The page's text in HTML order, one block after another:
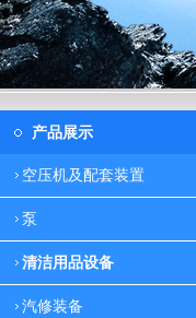
产品展示
空压机及配套装置
泵
清洁用品设备
汽修装备